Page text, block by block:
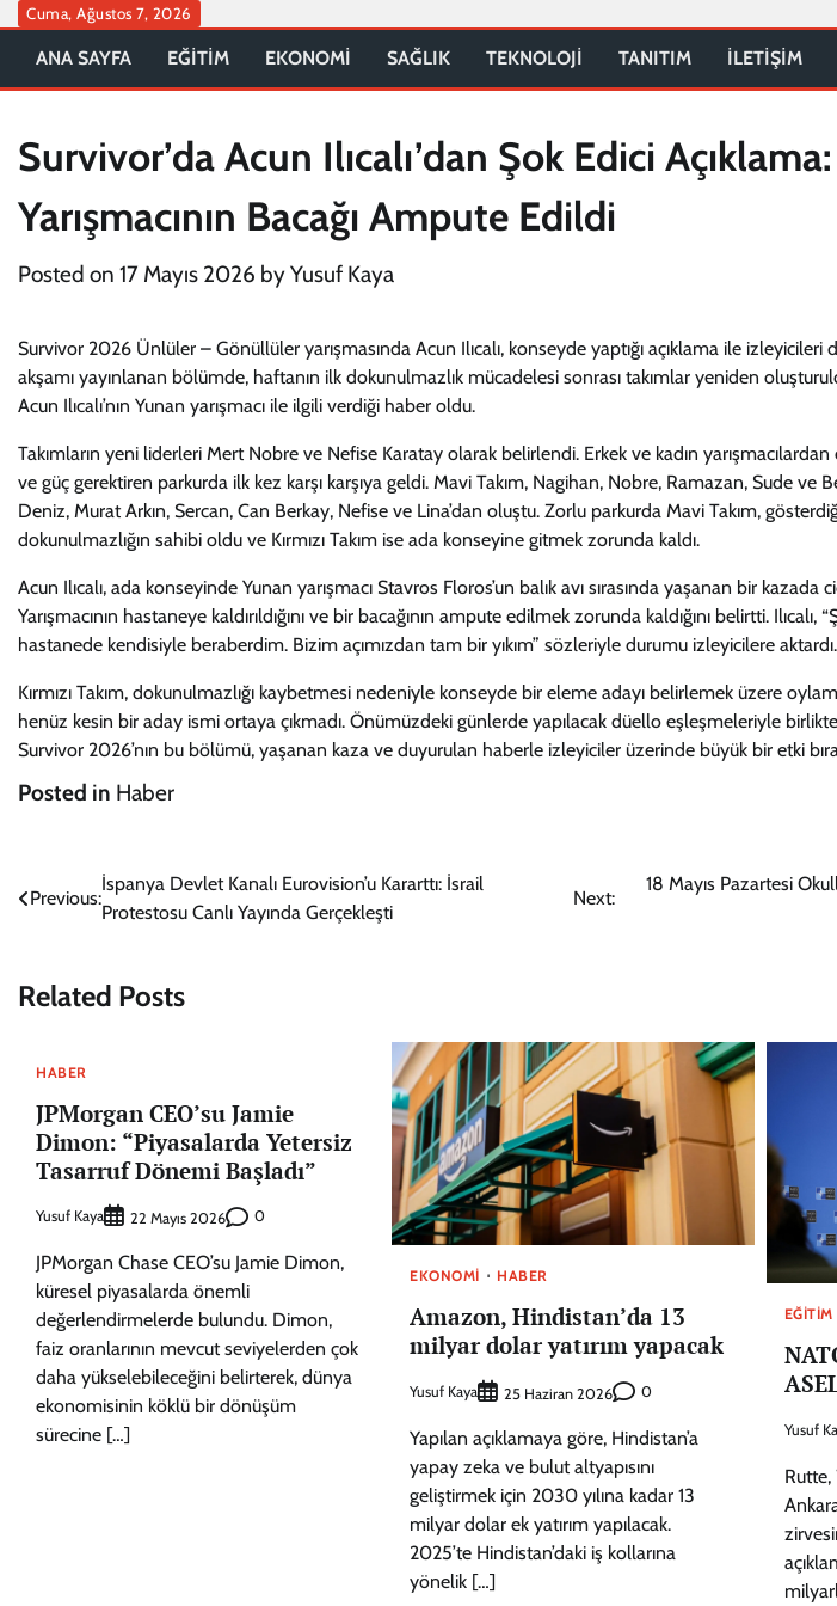
Skip
content
Cuma, Ağustos 7, 2026
ANA SAYFA EĞİTİM EKONOMİ SAĞLIK TEKNOLOJİ TANITIM İLETİŞİM
Survivor’da Acun Ilıcalı’dan Şok Edici
Yarışmacının Bacağı Ampute Edildi
Posted on 17 Mayıs 2026 byYusuf Kaya
Survivor 2026 Ünlüler – Gönüllüler yarışmasında Acun Ilıcalı, konseyde yaptığı açıklama ile izleyicileri
akşamı yayınlanan bölümde, haftanın ilk dokunulmazlık mücadelesi sonrası takımlar yeniden
Acun Ilıcalı’nın Yunan yarışmacı ile ilgili verdiği haber oldu.
Takımların yeni liderleri Mert Nobre ve Nefise Karatay olarak belirlendi. Erkek ve kadın
ve güç gerektiren parkurda ilk kez karşı karşıya geldi. Mavi Takım, Nagihan, Nobre, Ramazan, Sude ve
Deniz, Murat Arkın, Sercan, Can Berkay, Nefise ve Lina’dan oluştu. Zorlu parkurda Mavi Takım,
dokunulmazlığın sahibi oldu ve Kırmızı Takım ise ada konseyine gitmek zorunda kaldı.
Acun Ilıcalı, ada konseyinde Yunan yarışmacı Stavros Floros’un balık avı sırasında yaşanan bir kazada
Yarışmacının hastaneye kaldırıldığını ve bir bacağının ampute edilmek zorunda kaldığını belirtti.
hastanede kendisiyle beraberdim. Bizim açımızdan tam bir yıkım” sözleriyle durumu izleyicilere aktardı.
Kırmızı Takım, dokunulmazlığı kaybetmesi nedeniyle konseyde bir eleme adayı belirlemek üzere
henüz kesin bir aday ismi ortaya çıkmadı. Önümüzdeki günlerde yapılacak düello eşleşmeleriyle
Survivor 2026’nın bu bölümü, yaşanan kaza ve duyurulan haberle izleyiciler üzerinde büyük bir etki
Posted in Haber
Yazı
Previous:
İspanya Devlet Kanalı Eurovision’u Kararttı: İsrail
Protestosu Canlı Yayında Gerçekleşti
Next:
18 Mayıs Pazartesi
Related Posts
HABER
JPMorgan CEO’su Jamie
Dimon: “Piyasalarda Yetersiz
Tasarruf Dönemi Başladı”
Yusuf Kaya 22 Mayıs 2026 0
JPMorgan Chase CEO’su Jamie Dimon,
küresel piyasalarda önemli
değerlendirmelerde bulundu. Dimon,
faiz oranlarının mevcut seviyelerden çok
daha yükselebileceğini belirterek, dünya
ekonomisinin köklü bir dönüşüm
sürecine […]
EKONOMI HABER
Amazon, Hindistan’da 13
milyar dolar yatırım yapacak
Yusuf Kaya 25 Haziran 2026 0
Yapılan açıklamaya göre, Hindistan’a
yapay zeka ve bulut altyapısını
geliştirmek için 2030 yılına kadar 13
milyar dolar ek yatırım yapılacak.
2025’te Hindistan’daki iş kollarına
yönelik […]
EĞITIM
Yusuf